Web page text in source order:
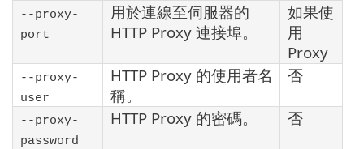
--proxy-
port
用於連線至伺服器的
HTTP Proxy 連接埠。
如果使
用
Proxy
--proxy-
user
HTTP Proxy 的使用者名
稱。
否
--proxy-
password
HTTP Proxy 的密碼。 否